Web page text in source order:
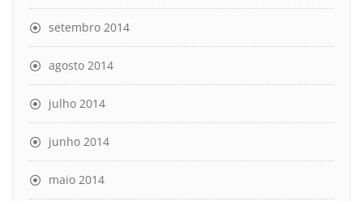
setembro 2014
agosto 2014
julho 2014
junho 2014
maio 2014